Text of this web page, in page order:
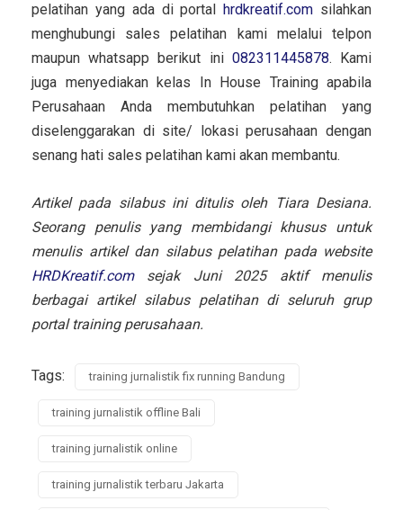
pelatihan yang ada di portal hrdkreatif.com silahkan
menghubungi sales pelatihan kami melalui telpon
maupun whatsapp berikut ini 082311445878. Kami
juga menyediakan kelas In House Training apabila
Perusahaan Anda membutuhkan pelatihan yang
diselenggarakan di site/ lokasi perusahaan dengan
senang hati sales pelatihan kami akan membantu.
Artikel pada silabus ini ditulis oleh Tiara Desiana.
Seorang penulis yang membidangi khusus untuk
menulis artikel dan silabus pelatihan pada website
HRDKreatif.comsejak Juni 2025 aktif menulis
berbagai artikel silabus pelatihan di seluruh grup
portal training perusahaan.
Tags: training jurnalistik fix running Bandung
training jurnalistik offline Bali
training jurnalistik online
training jurnalistik terbaru Jakarta